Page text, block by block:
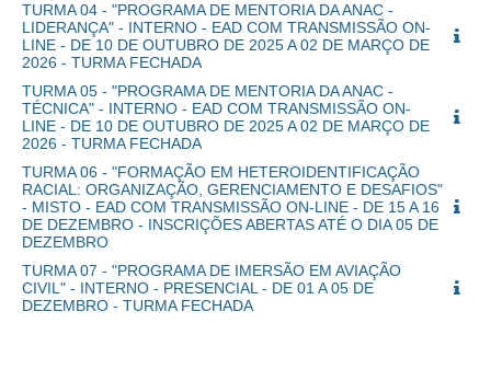
TURMA 04 - "PROGRAMA DE MENTORIA DA ANAC -
LIDERANÇA" - INTERNO - EAD COM TRANSMISSÃO ON-
LINE - DE 10 DE OUTUBRO DE 2025 A 02 DE MARÇO DE
2026 - TURMA FECHADA
TURMA 05 - "PROGRAMA DE MENTORIA DA ANAC -
TÉCNICA" - INTERNO - EAD COM TRANSMISSÃO ON-
LINE - DE 10 DE OUTUBRO DE 2025 A 02 DE MARÇO DE
2026 - TURMA FECHADA
TURMA 06 - "FORMAÇÃO EM HETEROIDENTIFICAÇÃO
RACIAL: ORGANIZAÇÃO, GERENCIAMENTO E DESAFIOS"
- MISTO - EAD COM TRANSMISSÃO ON-LINE - DE 15 A 16
DE DEZEMBRO - INSCRIÇÕES ABERTAS ATÉ O DIA 05 DE
DEZEMBRO
TURMA 07 - "PROGRAMA DE IMERSÃO EM AVIAÇÃO
CIVIL" - INTERNO - PRESENCIAL - DE 01 A 05 DE
DEZEMBRO - TURMA FECHADA